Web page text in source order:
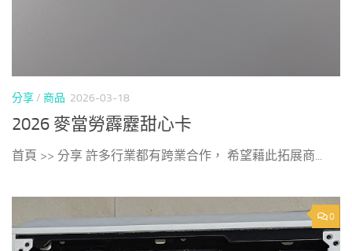
分享/ 商品 2026-03-18
2026 麥當勞霹靂甜心卡
首頁 >> 分享 許多行業都有跨業合作， 希望藉此拓展商...
0